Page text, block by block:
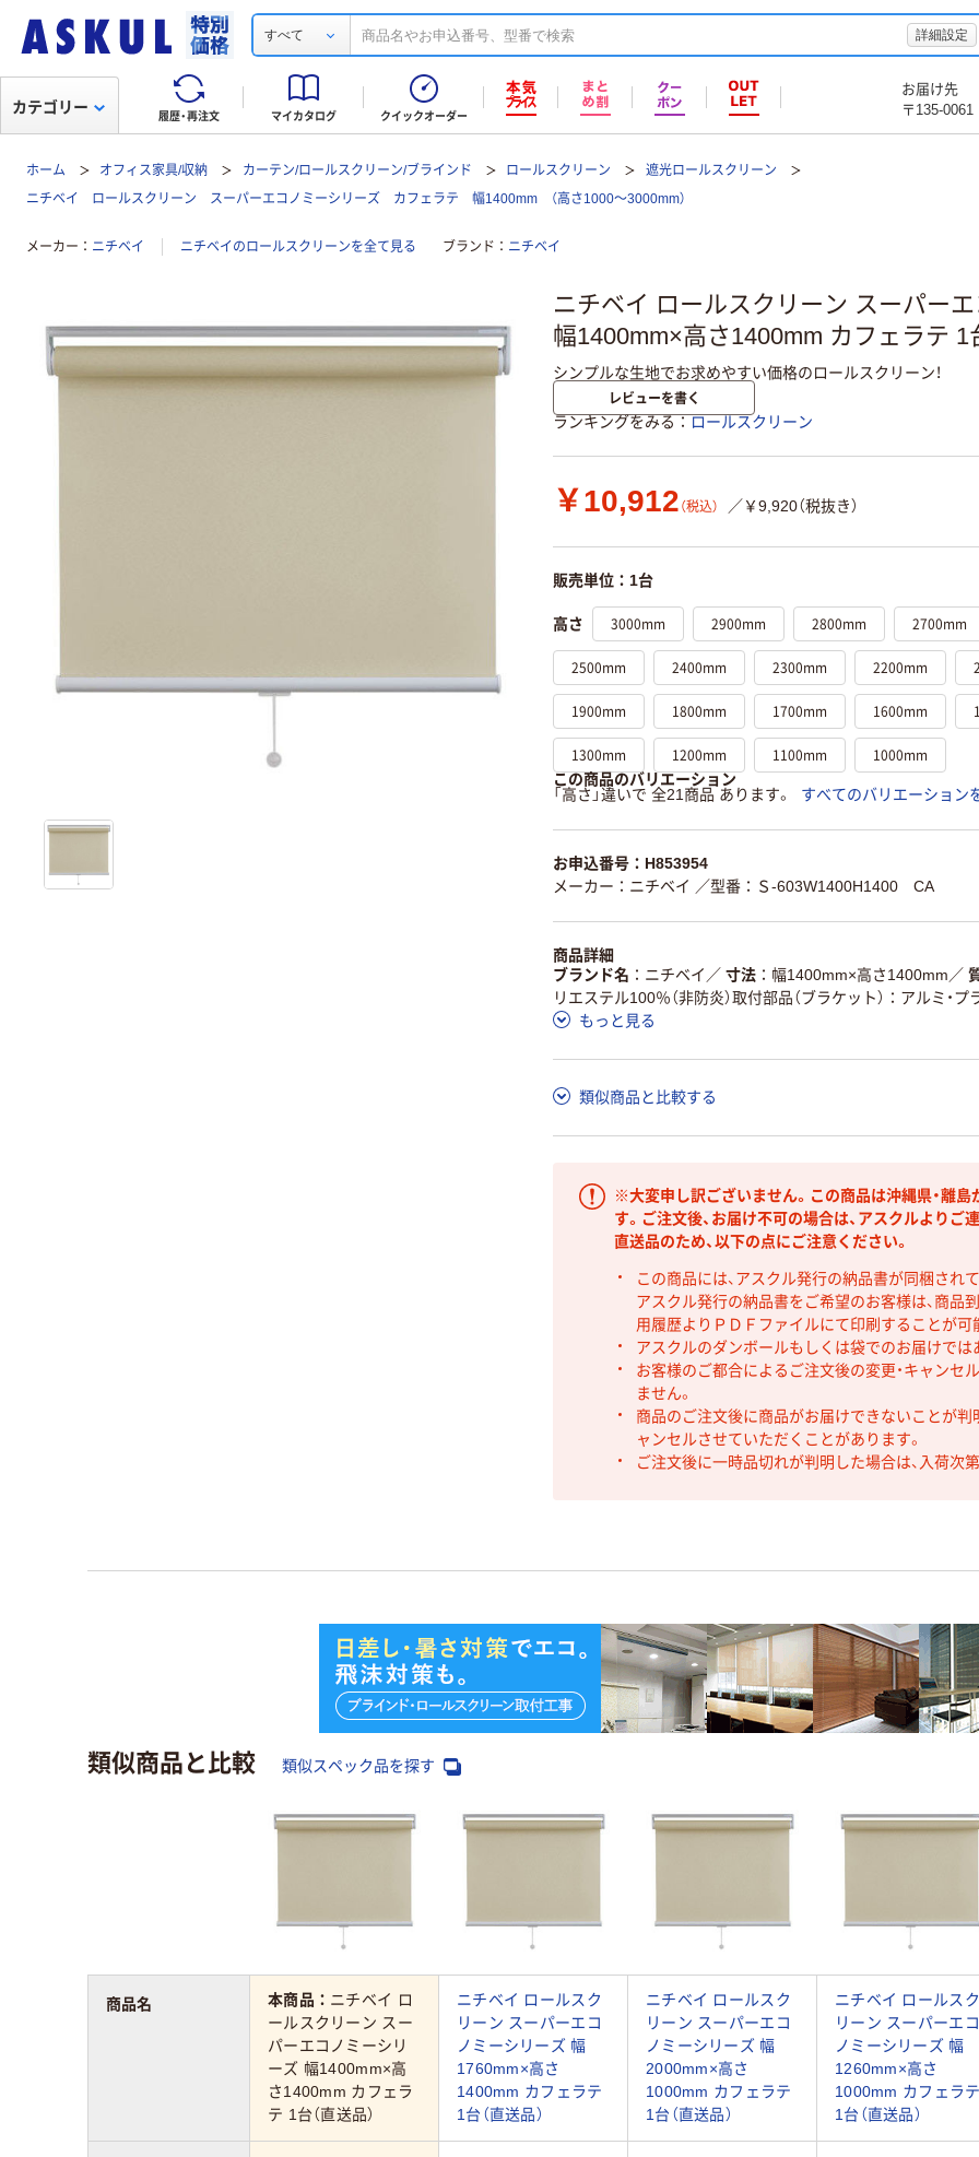
すべて 詳細設定
履歴・再注文 マイカタログ クイックオーダー
お届け先
〒135-0061
カテゴリー
ホーム オフィス家具/収納 カーテン/ロールスクリーン/ブラインド ロールスクリーン
遮光ロールスクリーン
ニチベイ ロールスクリーン スーパーエコノミーシリーズ カフェラテ 幅1400mm （高さ1000～3000mm）
メーカー ニチベイ ニチベイのロールスクリーンを全て見る ブランド ニチベイ
ニチベイ ロールスクリーン スーパー
幅1400mm×高さ1400mm カフェラテ 1
シンプルな生地でお求めやすい価格のロールスクリーン！
レビューを書く
ランキングをみる ロールスクリーン
￥10,912 （税込） ／￥9,920（税抜き）
販売単位：1台
高さ 3000mm 2900mm 2800mm 2700mm
2500mm 2400mm 2300mm 2200mm
1900mm 1800mm 1700mm 1600mm
1300mm 1200mm 1100mm 1000mm
この商品のバリエーション
「高さ」違いで 全21商品 あります。
すべてのバリエーション
お申込番号：H853954
メーカー：ニチベイ ／型番：Ｓ-603W1400H1400 CA
商品詳細
ブランド名
ニチベイ ／ 寸法 幅1400mm×高さ1400mm ／
リエステル100％（非防炎）取付部品（ブラケット）：アルミ・
もっと見る
類似商品と比較する
※大変申し訳ございません。この商品は沖縄県・離
す。ご注文後、お届け不可の場合は、アスクルよりご
直送品のため、以下の点にご注意ください。
この商品には、アスクル発行の納品書が同梱され
アスクル発行の納品書をご希望のお客様は、商品
用履歴よりＰＤＦファイルにて印刷することが可
アスクルのダンボールもしくは袋でのお届けでは
お客様のご都合によるご注文後の変更・キャンセ
ません。
商品のご注文後に商品がお届けできないことが判
ャンセルさせていただくことがあります。
ご注文後に一時品切れが判明した場合は、入荷次
類似商品と比較 類似スペック品を探す
本商品： ニチベイ ロ
ールスクリーン スー
パーエコノミーシリ
ーズ 幅1400mm×高
さ1400mm カフェラ
テ 1台（直送品）
ニチベイ ロールスク
リーン スーパーエコ
ノミーシリーズ 幅
1760mm×高さ
1400mm カフェラテ
1台（直送品）
ニチベイ ロールスク
リーン スーパーエコ
ノミーシリーズ 幅
2000mm×高さ
1000mm カフェラテ
1台（直送品）
ニチベイ ロールスク
リーン スーパーエコ
ノミーシリーズ 幅
1260mm×高さ
1000mm カフェラ
1台（直送品）
商品名